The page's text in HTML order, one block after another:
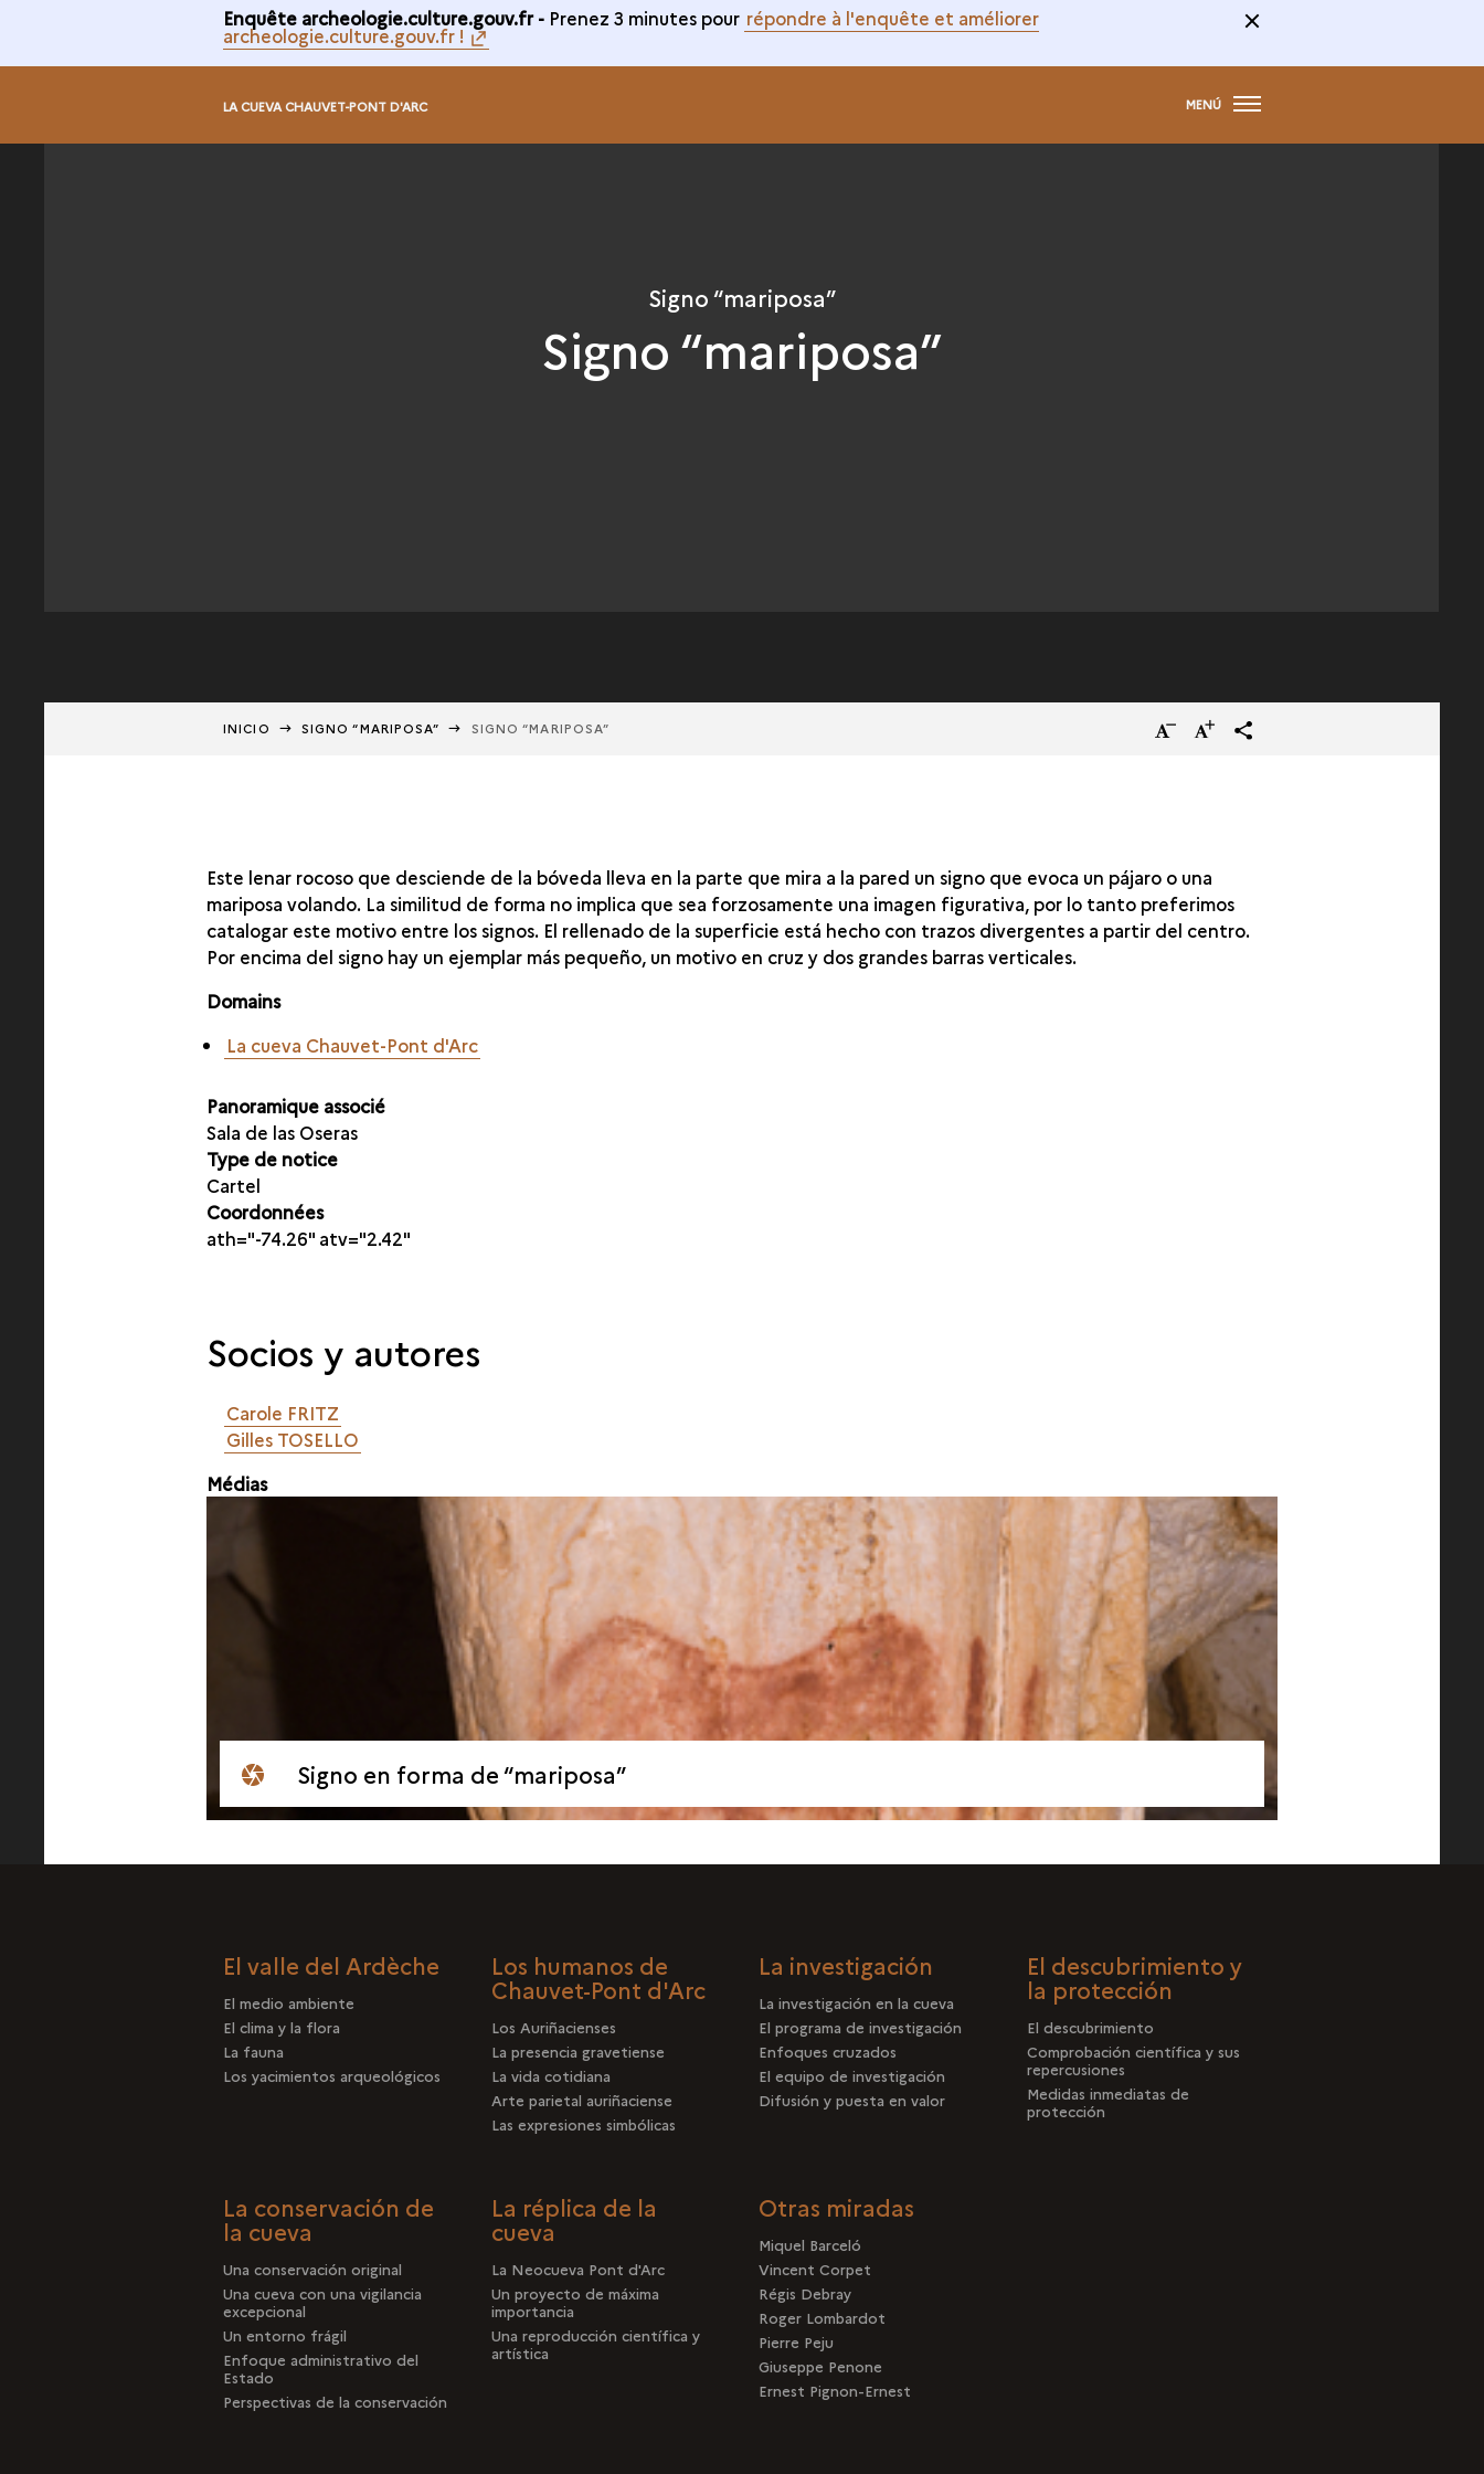
Enquête archeologie.culture.gouv.fr - Prenez 3 minutes pour répondre à l'enquête et améliorer
archeologie.culture.gouv.fr !
LA CUEVA CHAUVET-PONT D'ARC MENÚ
Signo “mariposa”
Signo “mariposa”
INICIO SIGNO “MARIPOSA” SIGNO “MARIPOSA”
Reducir
texto.
Aumentarterms_trans.social.share
Este lenar rocoso que desciende de la bóveda lleva en la parte que mira a la pared un signo que evoca un pájaro o una
mariposa volando. La similitud de forma no implica que sea forzosamente una imagen figurativa, por lo tanto preferimos
catalogar este motivo entre los signos. El rellenado de la superficie está hecho con trazos divergentes a partir del centro.
Por encima del signo hay un ejemplar más pequeño, un motivo en cruz y dos grandes barras verticales.
Domains
La cueva Chauvet-Pont d'Arc
Panoramique associé
Sala de las Oseras
Type de notice
Cartel
Coordonnées
ath="-74.26" atv="2.42"
Socios y autores
Carole FRITZ
Gilles TOSELLO
Médias
Signo en forma de “mariposa”
El valle del Ardèche
El medio ambiente
El clima y la flora
La fauna
Los yacimientos arqueológicos
Los humanos de
Chauvet-Pont d'Arc
Los Auriñacienses
La presencia gravetiense
La vida cotidiana
Arte parietal auriñaciense
Las expresiones simbólicas
La investigación
La investigación en la cueva
El programa de investigación
Enfoques cruzados
El equipo de investigación
Difusión y puesta en valor
El descubrimiento y
la protección
El descubrimiento
Comprobación científica y sus
repercusiones
Medidas inmediatas de
protección
La conservación de
la cueva
Una conservación original
Una cueva con una vigilancia
excepcional
Un entorno frágil
Enfoque administrativo del
Estado
Perspectivas de la conservación
La réplica de la
cueva
La Neocueva Pont d'Arc
Un proyecto de máxima
importancia
Una reproducción científica y
artística
Otras miradas
Miquel Barceló
Vincent Corpet
Régis Debray
Roger Lombardot
Pierre Peju
Giuseppe Penone
Ernest Pignon-Ernest